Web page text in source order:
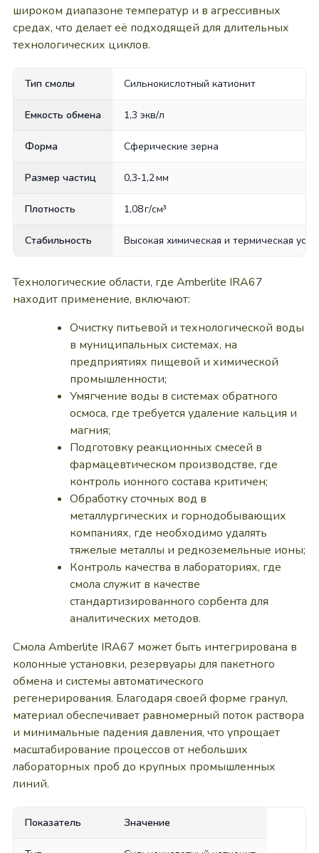
широком диапазоне температур и в агрессивных
средах, что делает её подходящей для длительных
технологических циклов.
Тип смолы Сильнокислотный катионит
Емкость обмена 1,3 экв/л
Форма Сферические зерна
Размер частиц 0,3‑1,2 мм
Плотность 1,08 г/см³
Стабильность Высокая химическая и термическая
Технологические области, где Amberlite IRA67
находит применение, включают:
Очистку питьевой и технологической воды
в муниципальных системах, на
предприятиях пищевой и химической
промышленности;
Умягчение воды в системах обратного
осмоса, где требуется удаление кальция и
магния;
Подготовку реакционных смесей в
фармацевтическом производстве, где
контроль ионного состава критичен;
Обработку сточных вод в
металлургических и горнодобывающих
компаниях, где необходимо удалять
тяжелые металлы и редкоземельные ионы;
Контроль качества в лабораториях, где
смола служит в качестве
стандартизированного сорбента для
аналитических методов.
Смола Amberlite IRA67 может быть интегрирована в
колонные установки, резервуары для пакетного
обмена и системы автоматического
регенерирования. Благодаря своей форме гранул,
материал обеспечивает равномерный поток раствора
и минимальные падения давления, что упрощает
масштабирование процессов от небольших
лабораторных проб до крупных промышленных
линий.
Показатель Значение